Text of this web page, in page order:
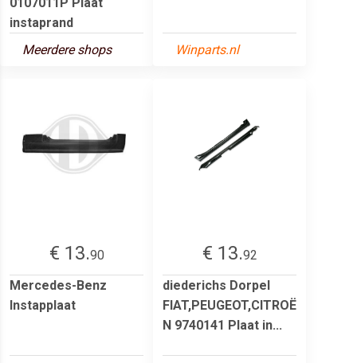
instaprand
Meerdere shops
Winparts.nl
€ 13.90
Mercedes-Benz
Instapplaat
€ 13.92
diederichs Dorpel
FIAT,PEUGEOT,CITROË
N 9740141 Plaat in...